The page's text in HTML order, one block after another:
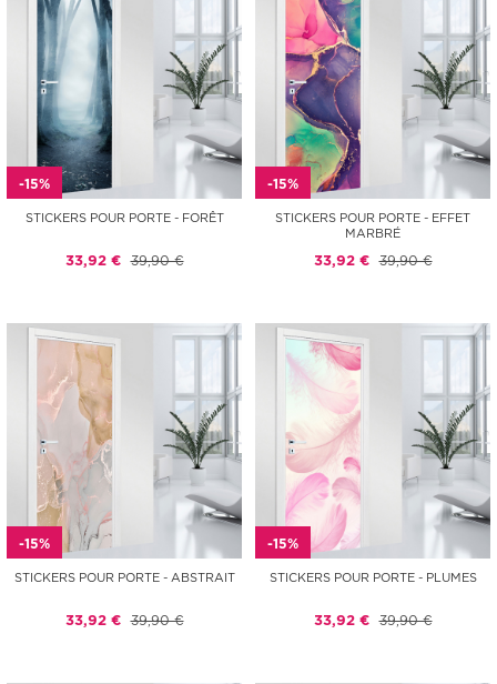
-15%
STICKERS POUR PORTE - FORÊT
33,92 € 39,90 €
-15%
STICKERS POUR PORTE - EFFET
MARBRÉ
33,92 € 39,90 €
-15%
STICKERS POUR PORTE - ABSTRAIT
33,92 € 39,90 €
-15%
STICKERS POUR PORTE - PLUMES
33,92 € 39,90 €